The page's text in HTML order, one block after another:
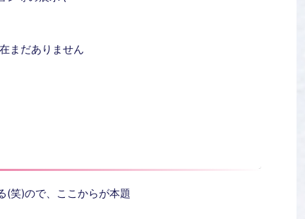
まだありません
(笑)ので、ここからが本題